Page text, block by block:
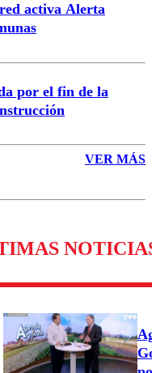
activa Alerta
por el fin de la
VER MÁS